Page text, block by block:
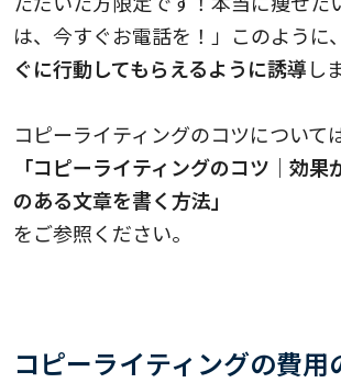
は、今すぐお電話を！」このように、
ぐに行動してもらえるように誘導し
コピーライティングのコツについて
「コピーライティングのコツ｜効果
のある文章を書く方法」
をご参照ください。
コピーライティングの費用